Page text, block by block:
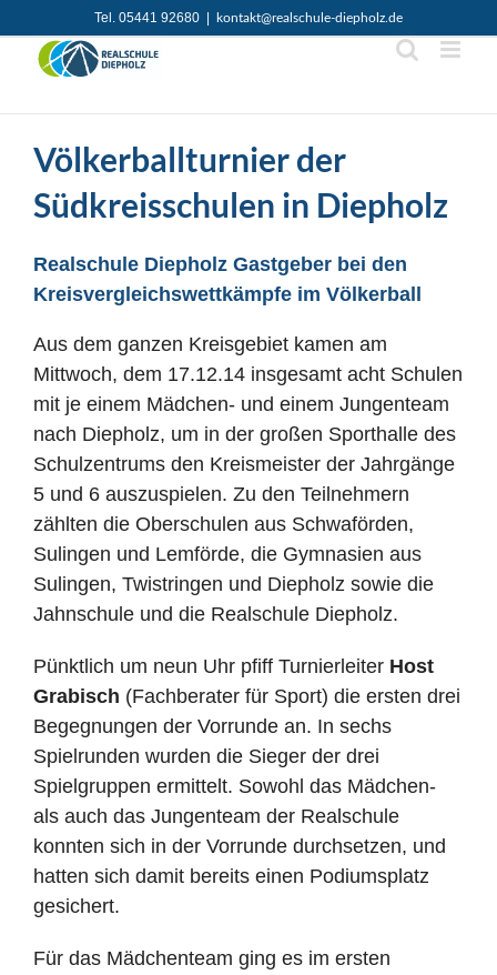
Inhalt
springen
Tel. 05441 92680 kontakt@realschule-diepholz.de
Völkerballturnier der
Südkreisschulen in Diepholz
Realschule Diepholz Gastgeber bei den
Kreisvergleichswettkämpfe im Völkerball
Aus dem ganzen Kreisgebiet kamen am
Mittwoch, dem 17.12.14 insgesamt acht Schulen
mit je einem Mädchen- und einem Jungenteam
nach Diepholz, um in der großen Sporthalle des
Schulzentrums den Kreismeister der Jahrgänge
5 und 6 auszuspielen. Zu den Teilnehmern
zählten die Oberschulen aus Schwaförden,
Sulingen und Lemförde, die Gymnasien aus
Sulingen, Twistringen und Diepholz sowie die
Jahnschule und die Realschule Diepholz.
Pünktlich um neun Uhr pfiff Turnierleiter Host
Grabisch (Fachberater für Sport) die ersten drei
Begegnungen der Vorrunde an. In sechs
Spielrunden wurden die Sieger der drei
Spielgruppen ermittelt. Sowohl das Mädchen-
als auch das Jungenteam der Realschule
konnten sich in der Vorrunde durchsetzen, und
hatten sich damit bereits einen Podiumsplatz
gesichert.
Für das Mädchenteam ging es im ersten